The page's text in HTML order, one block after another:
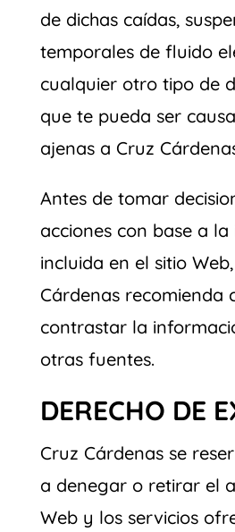
de dichas caídas,
temporales de fluido
cualquier otro tipo de
que te pueda ser
ajenas a Cruz
Antes de tomar
acciones con base a
incluida en el sitio
Cárdenas recomienda
contrastar la
otras fuentes.
DERECHO DE
Cruz Cárdenas se
a denegar o retirar el
Web y los servicios